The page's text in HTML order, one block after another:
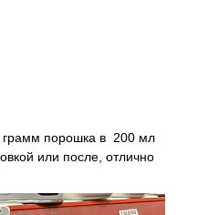
грамм порошка в 200 мл
или после, отлично